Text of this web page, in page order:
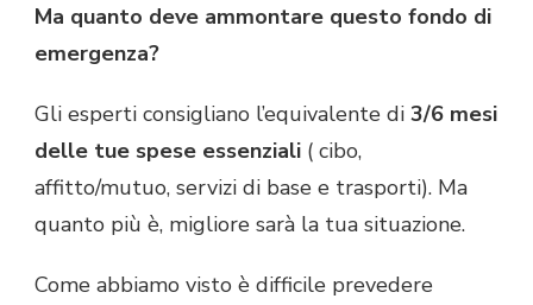
Ma quanto deve ammontare questo fondo di
emergenza?
Gli esperti consigliano l’equivalente di 3/6 mesi
delle tue spese essenziali ( cibo,
affitto/mutuo, servizi di base e trasporti). Ma
quanto più è, migliore sarà la tua situazione.
Come abbiamo visto è difficile prevedere